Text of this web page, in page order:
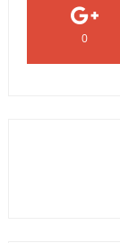
0